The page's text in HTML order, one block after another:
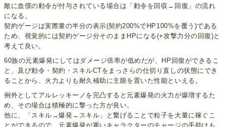
敵に血償の勅令が付与されている場合は「勅令を回収→回復」の流れ
になる。
契約ゲージは実際量の半分の表示(契約200%でHP100%を覆う)である
ため、視覚的には契約ゲージ分そのままHPになる(+攻撃力分の回復)と
考えて良い。
60族の元素爆発にしてはダメージ倍率が低めだが、HP回復ができるこ
と、及び勅令・契約・スキルCTをまっさらの仕切り直しの状態にでき
ることから、火力よりも耐久補助に主眼を置いた性能といえる。
例外としてアルレッキーノを完凸すると元素爆発の火力が爆増するた
め、その場合は積極的に撃った方が良い。
他に、「スキル→爆発→スキル」と繋げることで粒子を大量に稼ぐこ
とができるので、元素爆発が重いキャラクターのチャージの手助けも